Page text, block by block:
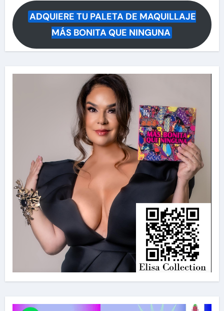
ADQUIERE TU PALETA DE MAQUILLAJE
MÁS BONITA QUE NINGUNA